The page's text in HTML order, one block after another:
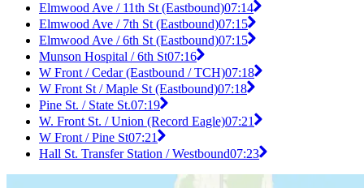
Elmwood Ave / 11th St (Eastbound)07:14
Elmwood Ave / 7th St (Eastbound)07:15
Elmwood Ave / 6th St (Eastbound)07:15
Munson Hospital / 6th St07:16
W Front / Cedar (Eastbound / TCH)07:18
W Front St / Maple St (Eastbound)07:18
Pine St. / State St.07:19
W. Front St. / Union (Record Eagle)07:21
W Front / Pine St07:21
Hall St. Transfer Station / Westbound07:23